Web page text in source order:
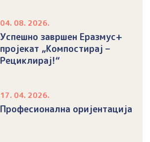
04. 08. 2026.
Успешно завршен Еразмус+
пројекат „Компостирај –
Рециклирај!“
17. 04. 2026.
Професионална оријентација